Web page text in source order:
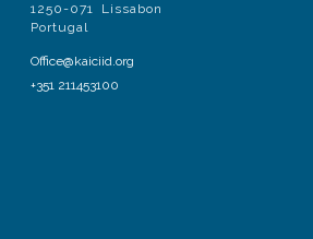
1250-071 Lissabon
Portugal
Office@kaiciid.org
+351 211453100